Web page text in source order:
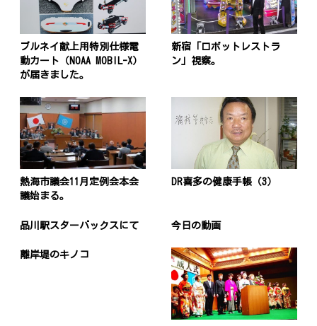
ブルネイ献上用特別仕様電
動カート（NOAA MOBIL-X）
が届きました。
新宿「ロボットレストラ
ン」視察。
熱海市議会11月定例会本会
議始まる。
DR喜多の健康手帳（3）
品川駅スターバックスにて 今日の動画
離岸堤のキノコ